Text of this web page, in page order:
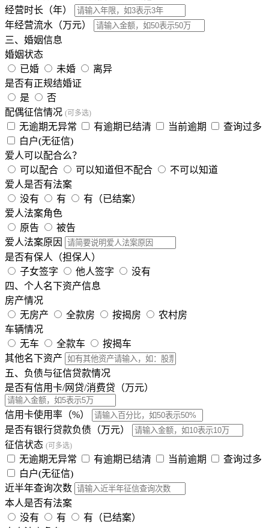
经营时长（年）
年经营流水（万元）
三、婚姻信息
婚姻状态
已婚
未婚
离异
是否有正规结婚证
是
否
配偶征信情况 (可多选)
无逾期无异常 有逾期已结清 当前逾期
查询过多
白户(无征信)
爱人可以配合么？
可以配合
可以知道但不配合
不可以知道
爱人是否有法案
没有
有
有（已结案）
爱人法案角色
原告
被告
爱人法案原因
是否有保人（担保人）
子女签字
他人签字
没有
四、个人名下资产信息
房产情况
无房产
全款房 按揭房
农村房
车辆情况
无车
全款车
按揭车
其他名下资产
五、负债与征信贷款情况
是否有信用卡/网贷/消费贷（万元）
信用卡使用率（%）
是否有银行贷款负债（万元）
征信状态 (可多选)
无逾期无异常 有逾期已结清 当前逾期
查询过多
白户(无征信)
近半年查询次数
本人是否有法案
没有
有
有（已结案）